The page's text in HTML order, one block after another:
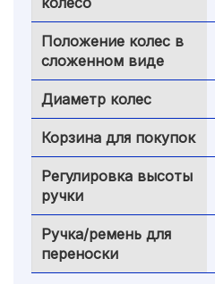
Положение колес в
сложенном виде
Диаметр колес
Корзина для покупок
Регулировка высоты
ручки
Ручка/ремень для
переноски